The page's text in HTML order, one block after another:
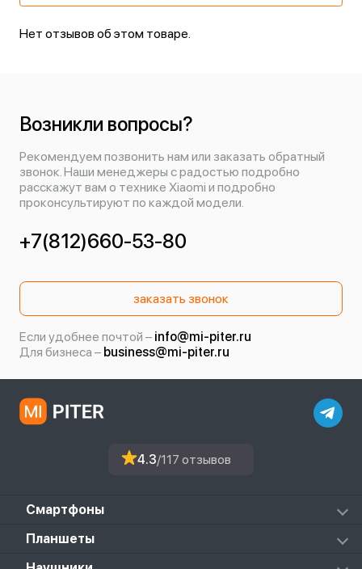
Нет отзывов об этом товаре.
Возникли вопросы?
Рекомендуем позвонить нам или заказать обратный
звонок. Наши менеджеры с радостью подробно
расскажут вам о технике Xiaomi и подробно
проконсультируют по каждой модели.
+7(812)660-53-80
заказать звонок
Если удобнее почтой – info@mi-piter.ru
Для бизнеса – business@mi-piter.ru
4.3/117 отзывов
Смартфоны
Redmi
Планшеты